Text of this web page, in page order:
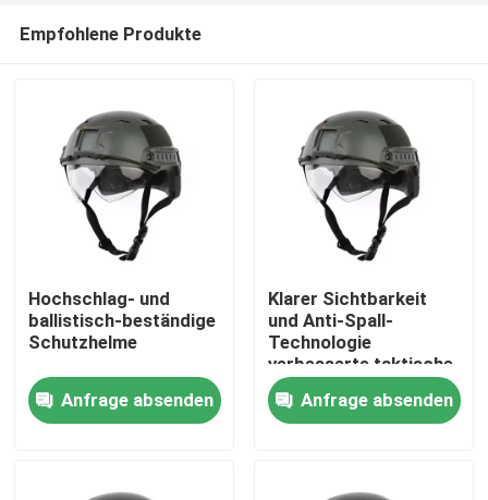
Zu Hause
Empfohlene Produkte
Hochschlag- und
ballistisch-beständige
Schutzhelme
Anfrage absenden
Klarer Sichtbarkeit
und Anti-Spall-
Technologie
verbesserte taktische
ballistische Helm mit
Belüftung
Anfrage absenden